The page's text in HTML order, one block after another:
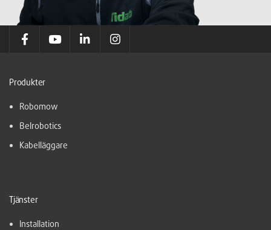
Produkter
Robomow
Belrobotics
Kabelläggare
Tjänster
Installation